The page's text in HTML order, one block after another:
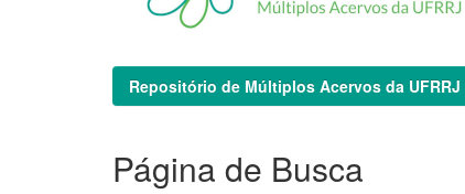
Repositório de Múltiplos Acervos da UFRRJ
Página de Busca